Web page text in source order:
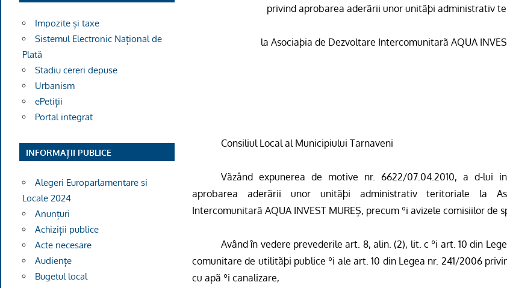
privind aprobarea aderãrii unor unitãþi administrativ
la Asociaþia de Dezvoltare Intercomunitarã AQUA
Consiliul Local al Municipiului Tarnaveni
Vãzând expunerea de motive nr. 6622/07.04.2010, a d-lui
aprobarea aderãrii unor unitãþi administrativ teritoriale la
Intercomunitarã AQUA INVEST MUREȘ, precum ºi avizele comisiilor de
Având în vedere prevederile art. 8, alin. (2), lit. c ºi art. 10 din
comunitare de utilitãþi publice ºi ale art. 10 din Legea nr. 241/2006
cu apã ºi canalizare,
Impozite și taxe
Sistemul Electronic Național de
Plată
Stadiu cereri depuse
Urbanism
ePetiții
Portal integrat
INFORMAȚII PUBLICE
Alegeri Europarlamentare si
Locale 2024
Anunțuri
Achiziții publice
Acte necesare
Audiențe
Bugetul local